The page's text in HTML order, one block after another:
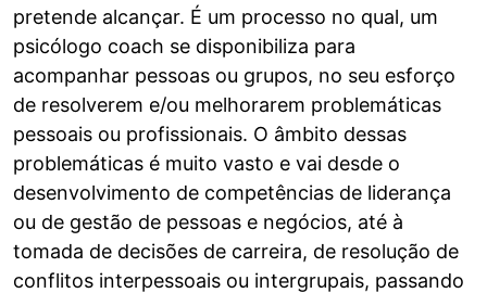
pretende alcançar. É um processo no qual, um
psicólogo coach se disponibiliza para
acompanhar pessoas ou grupos, no seu esforço
de resolverem e/ou melhorarem problemáticas
pessoais ou profissionais. O âmbito dessas
problemáticas é muito vasto e vai desde o
desenvolvimento de competências de liderança
ou de gestão de pessoas e negócios, até à
tomada de decisões de carreira, de resolução de
conflitos interpessoais ou intergrupais, passando